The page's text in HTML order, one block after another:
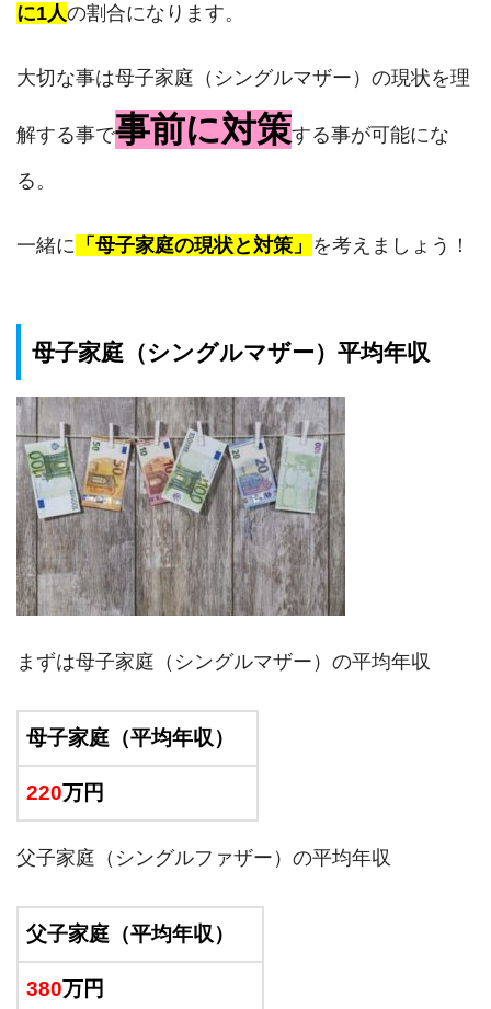
に1人の割合になります。
大切な事は母子家庭（シングルマザー）の現状を理
解する事で事前に対策する事が可能にな
る。
一緒に 「母子家庭の現状と対策」 を考えましょう！
母子家庭（シングルマザー）平均年収
まずは母子家庭（シングルマザー）の平均年収
母子家庭（平均年収）
220万円
父子家庭（シングルファザー）の平均年収
父子家庭（平均年収）
380万円